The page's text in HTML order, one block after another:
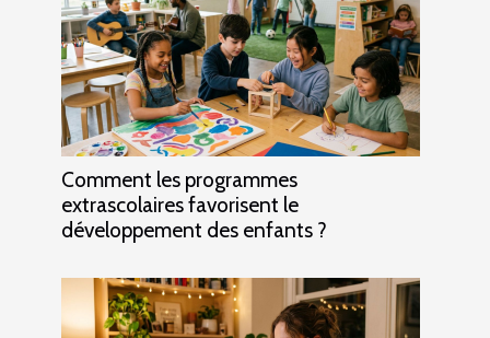
Comment les programmes
extrascolaires favorisent le
développement des enfants ?